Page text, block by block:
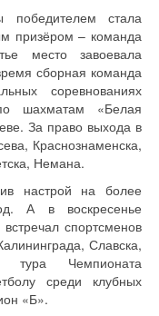
победителем стала
– команда
место завоевала
сборная команда
соревнованиях
шахматам «Белая
За право выхода в
Краснознаменска,
Немана.
настрой на более
А в воскресенье
спортсменов
Славска,
Чемпионата
среди клубных
«Б».